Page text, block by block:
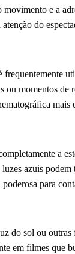
e a
do
ou momentos
mais
a
azuis
para
do sol ou
em filmes